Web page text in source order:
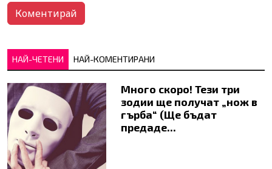
НАЙ-ЧЕТЕНИ НАЙ-КОМЕНТИРАНИ
Много скоро! Тези три
зодии ще получат „нож в
гърба“ (Ще бъдат
предаде...